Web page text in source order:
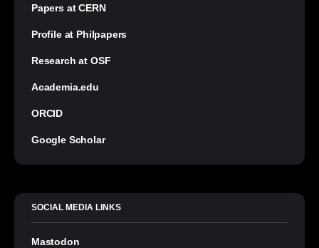
Papers at CERN
Profile at Philpapers
Research at OSF
Academia.edu
ORCID
Google Scholar
SOCIAL MEDIA LINKS
Mastodon